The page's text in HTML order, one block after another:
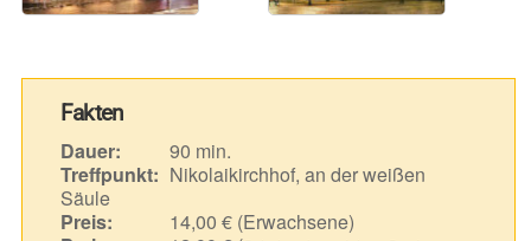
Fakten
Dauer:
90 min.
Treffpunkt: Nikolaikirchhof, an der weißen
Säule
Preis:
14,00 € (Erwachsene)